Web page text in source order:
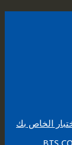
الخاص بك